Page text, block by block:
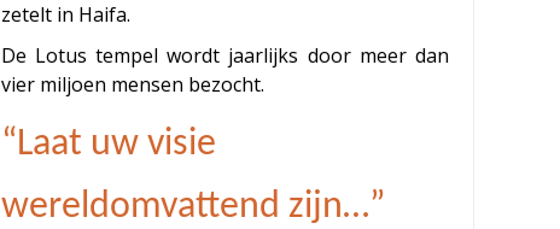
zetelt in Haifa.
De Lotus tempel wordt jaarlijks door meer dan
vier miljoen mensen bezocht.
“Laat uw visie
wereldomvattend zijn…”